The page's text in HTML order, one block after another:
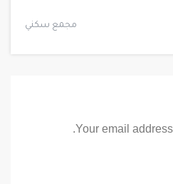
مجمع سكني
Your email